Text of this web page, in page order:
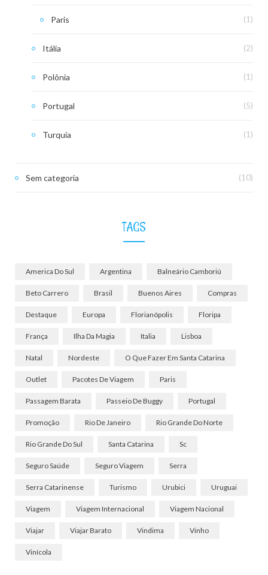
Paris (1)
Itália (2)
Polônia (1)
Portugal (5)
Turquia (1)
Sem categoria (10)
TAGS
America Do Sul Argentina Balneário Camboriú
Beto Carrero Brasil Buenos Aires Compras
Destaque Europa Florianópolis Floripa
França Ilha Da Magia Italia Lisboa
Natal Nordeste O Que Fazer Em Santa Catarina
Outlet Pacotes De Viagem Paris
Passagem Barata Passeio De Buggy Portugal
Promoção Rio De Janeiro Rio Grande Do Norte
Rio Grande Do Sul Santa Catarina Sc
Seguro Saúde Seguro Viagem Serra
Serra Catarinense Turismo Urubici Uruguai
Viagem Viagem Internacional Viagem Nacional
Viajar Viajar Barato Vindima Vinho
Vinícola